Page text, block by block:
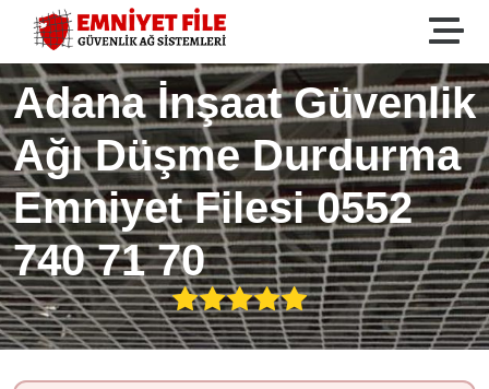
Adana İnşaat Güvenlik
Ağı Düşme Durdurma
Emniyet Filesi 0552
740 71 70